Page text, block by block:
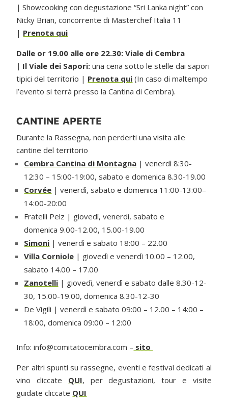
|Showcooking con degustazione “Sri Lanka night” con
Nicky Brian, concorrente di Masterchef Italia 11
| Prenota qui
Dalle or 19.00 alle ore 22.30: Viale di Cembra
| Il Viale dei Sapori: una cena sotto le stelle dai sapori
tipici del territorio | Prenota qui (In caso di maltempo
l’evento si terrà presso la Cantina di Cembra).
CANTINE APERTE
Durante la Rassegna, non perderti una visita alle
cantine del territorio
Cembra Cantina di Montagna | venerdì 8:30-
12:30 – 15:00-19:00, sabato e domenica 8.30-19.00
Corvée | venerdì, sabato e domenica 11:00-13:00–
14:00-20:00
Fratelli Pelz | giovedì, venerdì, sabato e
domenica 9.00-12.00, 15.00-19.00
Simoni | venerdì e sabato 18:00 – 22.00
Villa Corniole | giovedì e venerdì 10.00 – 12.00,
sabato 14.00 – 17.00
Zanotelli | giovedì, venerdì e sabato dalle 8.30-12-
30, 15.00-19.00, domenica 8.30-12-30
De Vigili | venerdì e sabato 09:00 – 12.00 – 14:00 –
18:00, domenica 09:00 – 12:00
Info: info@comitatocembra.com – sito
Per altri spunti su rassegne, eventi e festival dedicati al
vino cliccate QUI, per degustazioni, tour e visite
guidate cliccate QUI